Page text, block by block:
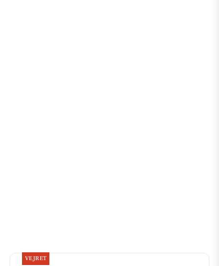
VEJRET